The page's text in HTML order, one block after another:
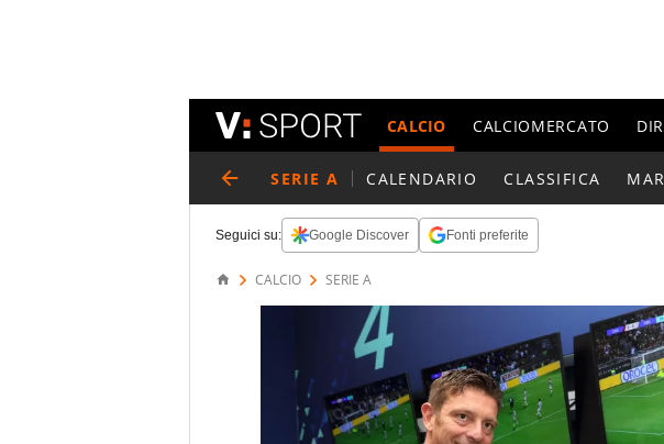
CALCIO CALCIOMERCATO
SERIE A CALENDARIO CLASSIFICA
Seguici su: Google Discover Fonti preferite
CALCIO SERIE A